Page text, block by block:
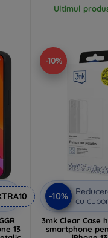
Ultimul
13
-10%
-10%
cu
3mk Clear Case
smartphone